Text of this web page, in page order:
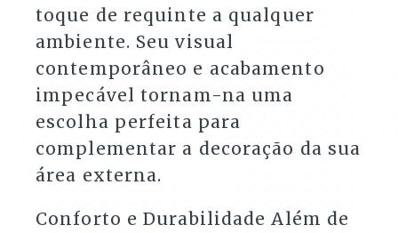
toque de requinte a qualquer
ambiente. Seu visual
contemporâneo e acabamento
impecável tornam-na uma
escolha perfeita para
complementar a decoração da sua
área externa.
Conforto e Durabilidade Além de